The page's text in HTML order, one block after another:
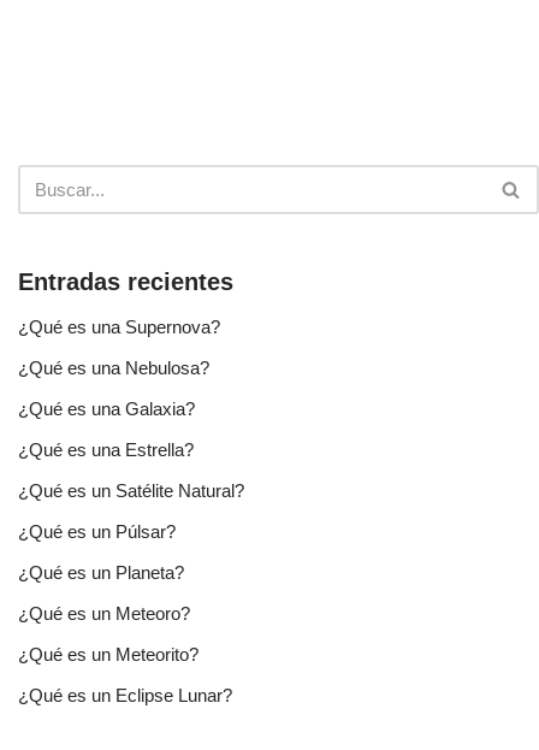
Entradas recientes
¿Qué es una Supernova?
¿Qué es una Nebulosa?
¿Qué es una Galaxia?
¿Qué es una Estrella?
¿Qué es un Satélite Natural?
¿Qué es un Púlsar?
¿Qué es un Planeta?
¿Qué es un Meteoro?
¿Qué es un Meteorito?
¿Qué es un Eclipse Lunar?